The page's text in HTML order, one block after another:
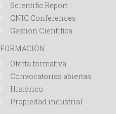
Scientific Report
CNIC Conferences
Gestión Científica
FORMACIÓN
Oferta formativa
Convocatorias abiertas
Histórico
Propiedad industrial